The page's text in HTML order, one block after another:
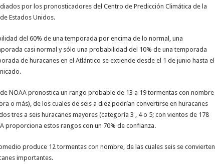
por los pronosticadores del Centro de Predicción Climática de la
Estados Unidos.
del 60% de una temporada por encima de lo normal, una
casi normal y sólo una probabilidad del 10% de una temporada
de huracanes en el Atlántico se extiende desde el 1 de junio hasta el
NOAA pronostica un rango probable de 13 a 19 tormentas con nombre
o más), de los cuales de seis a diez podrían convertirse en huracanes
tres a seis huracanes mayores (categoría 3 , 4 o 5; con vientos de 178
proporciona estos rangos con un 70% de confianza.
produce 12 tormentas con nombre, de las cuales seis se convierten
importantes.